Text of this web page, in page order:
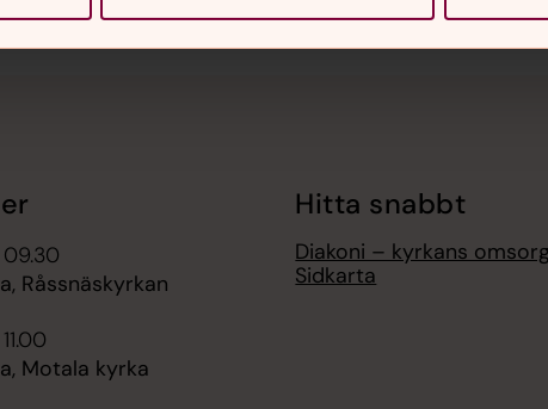
Råssnäskyrkan
Motala kyrka
Hitta snabbt
Diakoni – kyrkans
Sidkarta